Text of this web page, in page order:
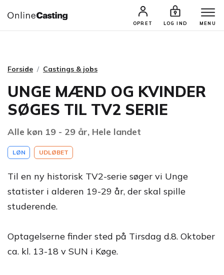
OPRET LOG IND MENU
CASTINGS & JOBS SØG PROFIL
Forside Castings & jobs
UNGE MÆND OG KVINDER
SØGES TIL TV2 SERIE
Alle køn 19 - 29 år, Hele landet
LØN UDLØBET
Til en ny historisk TV2-serie søger vi Unge
statister i alderen 19-29 år, der skal spille
studerende.
Optagelserne finder sted på Tirsdag d.8. Oktober
ca. kl. 13-18 v SUN i Køge.